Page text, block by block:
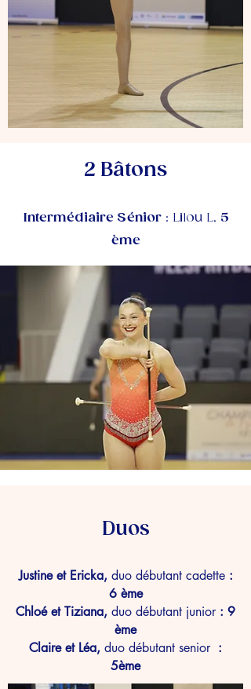
2 Bâtons
Intermédiaire Sénior: Lilou L, 5
ème
Duos
Justine et Ericka, duo débutant cadette:
6 ème
Chloé et Tiziana, duo débutant junior : 9
ème
Claire et Léa, duo débutant senior :
5ème